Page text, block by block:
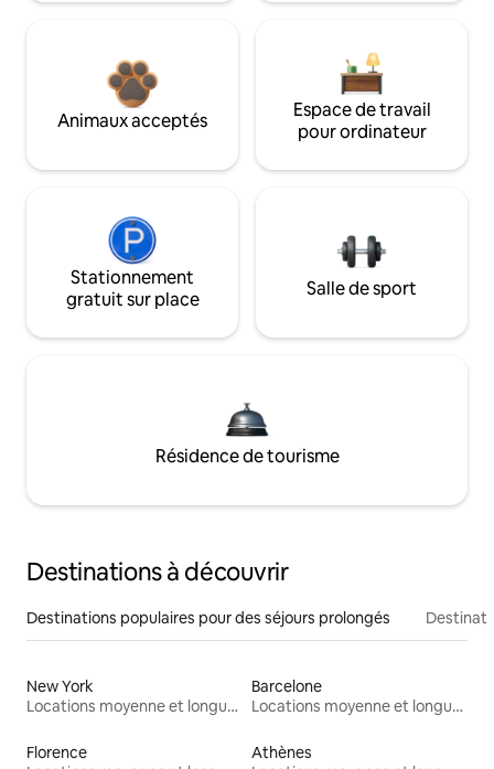
Animaux acceptés
Espace de travail
pour ordinateur
Stationnement
gratuit sur place
Salle de sport
Résidence de tourisme
Destinations à découvrir
Destinations populaires pour des séjours prolongés
New York
Locations moyenne et longue durée
Barcelone
Locations moyenne et longue durée
Florence
Athènes